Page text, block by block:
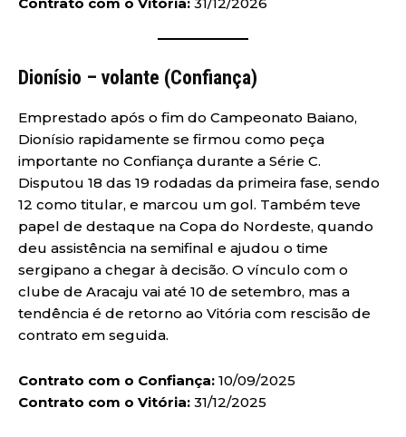
Dionísio – volante (Confiança)
Emprestado após o fim do Campeonato Baiano,
Dionísio rapidamente se firmou como peça
importante no Confiança durante a Série C.
Disputou 18 das 19 rodadas da primeira fase, sendo
12 como titular, e marcou um gol. Também teve
papel de destaque na Copa do Nordeste, quando
deu assistência na semifinal e ajudou o time
sergipano a chegar à decisão. O vínculo com o
clube de Aracaju vai até 10 de setembro, mas a
tendência é de retorno ao Vitória com rescisão de
contrato em seguida.
Contrato com o Confiança: 10/09/2025
Contrato com o Vitória: 31/12/2025